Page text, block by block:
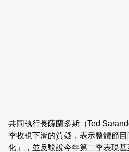
共同執行長薩蘭多斯（Ted
季收視下滑的質疑，表示整體節
化」，並反駁說今年第二季表現